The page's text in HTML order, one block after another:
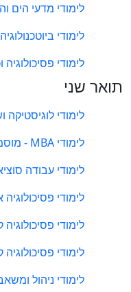
לימודי מדעי הים
לימודי ביוטכנולוגיה
לימודי פסיכולוגיה
תואר שני
לימודי
לימודי MBA - מוסמך במנהל עסקים
לימודי עבודה
לימודי פסיכולוגיה
לימודי
לימודי פסיכולוגיה
לימודי ניהול